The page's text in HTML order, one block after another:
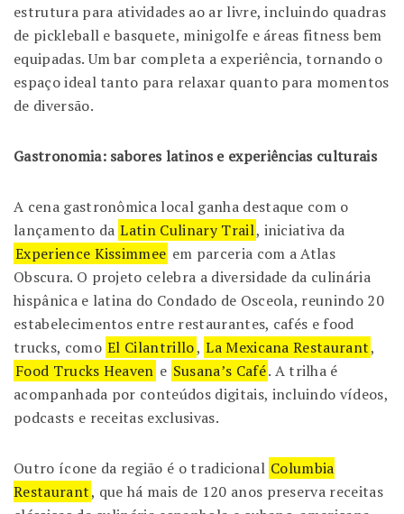
estrutura para atividades ao ar livre, incluindo quadras
de pickleball e basquete, minigolfe e áreas fitness bem
equipadas. Um bar completa a experiência, tornando o
espaço ideal tanto para relaxar quanto para momentos
de diversão.
Gastronomia: sabores latinos e experiências culturais
A cena gastronômica local ganha destaque com o
lançamento da Latin Culinary Trail, iniciativa da
Experience Kissimmee em parceria com a Atlas
Obscura. O projeto celebra a diversidade da culinária
hispânica e latina do Condado de Osceola, reunindo 20
estabelecimentos entre restaurantes, cafés e food
trucks, como El Cilantrillo, La Mexicana Restaurant,
Food Trucks Heaven e Susana’s Café. A trilha é
acompanhada por conteúdos digitais, incluindo vídeos,
podcasts e receitas exclusivas.
Outro ícone da região é o tradicional Columbia
Restaurant, que há mais de 120 anos preserva receitas